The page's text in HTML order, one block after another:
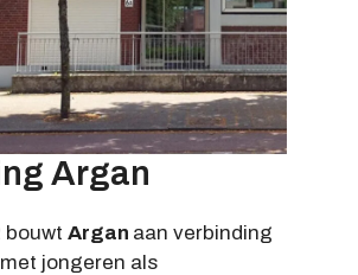
Argan
bouwt Argan aan verbinding
jongeren als